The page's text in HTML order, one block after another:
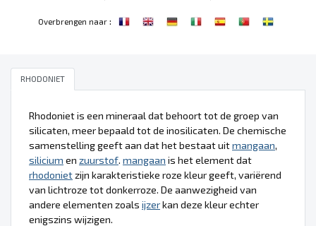
Overbrengen naar:
RHODONIET
Rhodoniet is een mineraal dat behoort tot de groep van
silicaten, meer bepaald tot de inosilicaten. De chemische
samenstelling geeft aan dat het bestaat uitmangaan,
silicium en zuurstof. mangaan is het element dat
rhodonietzijn karakteristieke roze kleur geeft, variërend
van lichtroze tot donkerroze. De aanwezigheid van
andere elementen zoals ijzerkan deze kleur echter
enigszins wijzigen.